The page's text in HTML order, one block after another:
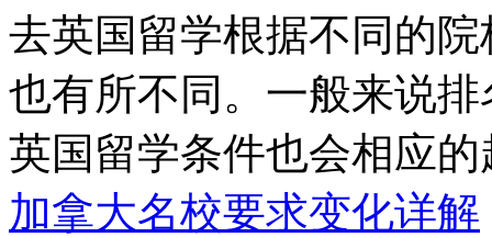
去英国留学根据不同的
也有所不同。一般来说
英国留学条件也会相应的
加拿大名校要求变化详解